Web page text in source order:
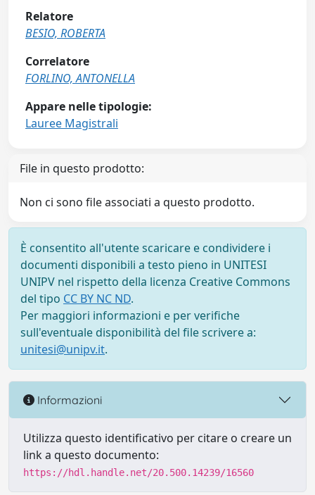
Relatore
BESIO, ROBERTA
Correlatore
FORLINO, ANTONELLA
Appare nelle tipologie:
Lauree Magistrali
File in questo prodotto:
Non ci sono file associati a questo prodotto.
È consentito all'utente scaricare e condividere i
documenti disponibili a testo pieno in UNITESI
UNIPV nel rispetto della licenza Creative Commons
del tipo CC BY NC ND.
Per maggiori informazioni e per verifiche
sull'eventuale disponibilità del file scrivere a:
unitesi@unipv.it.
Informazioni
Utilizza questo identificativo per citare o creare un
link a questo documento:
https://hdl.handle.net/20.500.14239/16560